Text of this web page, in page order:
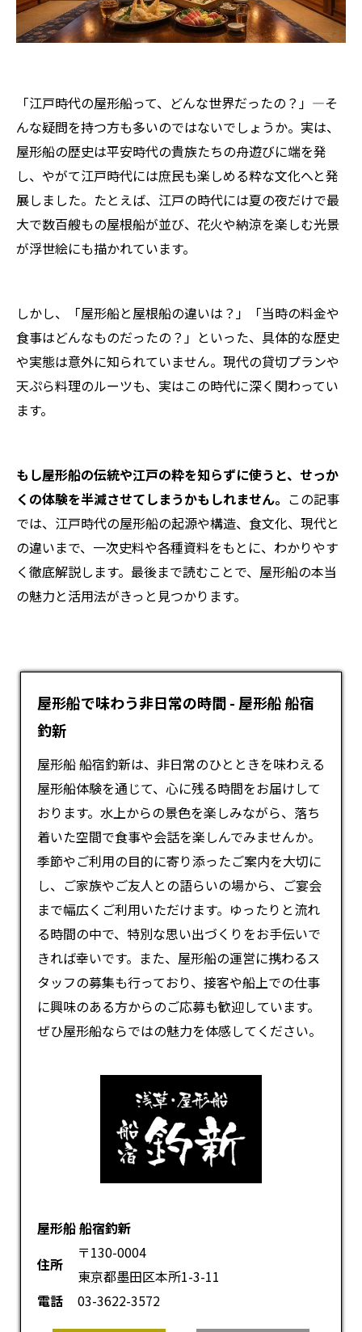
「江戸時代の屋形船って、どんな世界だったの？」—そ
んな疑問を持つ方も多いのではないでしょうか。実は、
屋形船の歴史は平安時代の貴族たちの舟遊びに端を発
し、やがて江戸時代には庶民も楽しめる粋な文化へと発
展しました。たとえば、江戸の時代には夏の夜だけで最
大で数百艘もの屋根船が並び、花火や納涼を楽しむ光景
が浮世絵にも描かれています。
しかし、「屋形船と屋根船の違いは？」「当時の料金や
食事はどんなものだったの？」といった、具体的な歴史
や実態は意外に知られていません。現代の貸切プランや
天ぷら料理のルーツも、実はこの時代に深く関わってい
ます。
もし屋形船の伝統や江戸の粋を知らずに使うと、せっか
くの体験を半減させてしまうかもしれません。 この記事
では、江戸時代の屋形船の起源や構造、食文化、現代と
の違いまで、一次史料や各種資料をもとに、わかりやす
く徹底解説します。最後まで読むことで、屋形船の本当
の魅力と活用法がきっと見つかります。
屋形船で味わう非日常の時間 - 屋形船 船宿
釣新
屋形船 船宿釣新は、非日常のひとときを味わえる
屋形船体験を通じて、心に残る時間をお届けして
おります。水上からの景色を楽しみながら、落ち
着いた空間で食事や会話を楽しんでみませんか。
季節やご利用の目的に寄り添ったご案内を大切に
し、ご家族やご友人との語らいの場から、ご宴会
まで幅広くご利用いただけます。ゆったりと流れ
る時間の中で、特別な思い出づくりをお手伝いで
きれば幸いです。また、屋形船の運営に携わるス
タッフの募集も行っており、接客や船上での仕事
に興味のある方からのご応募も歓迎しています。
ぜひ屋形船ならではの魅力を体感してください。
屋形船 船宿釣新
住所
〒130-0004
東京都墨田区本所1-3-11
電話
03-3622-3572